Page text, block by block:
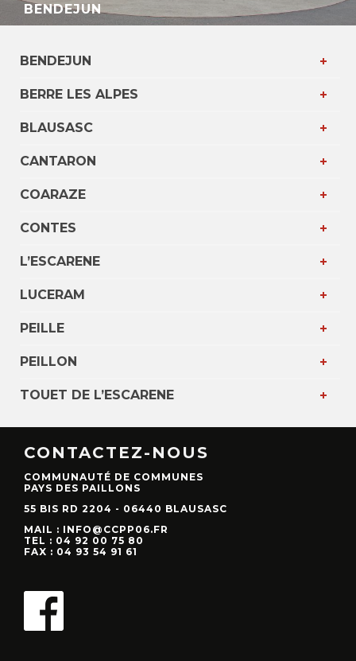
BENDEJUN
BENDEJUN
BERRE LES ALPES
BLAUSASC
CANTARON
COARAZE
CONTES
L’ESCARENE
LUCERAM
PEILLE
PEILLON
TOUET DE L’ESCARENE
CONTACTEZ-NOUS
COMMUNAUTÉ DE COMMUNES
PAYS DES PAILLONS
55 BIS RD 2204 - 06440 BLAUSASC
MAIL : INFO@CCPP06.FR
TEL : 04 92 00 75 80
FAX : 04 93 54 91 61